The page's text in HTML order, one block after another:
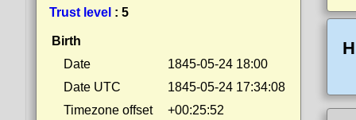
Trust level : 5
Birth
Date
1845-05-24 18:00
Date UTC
1845-05-24 17:34:08
Timezone offset
+00:25:52